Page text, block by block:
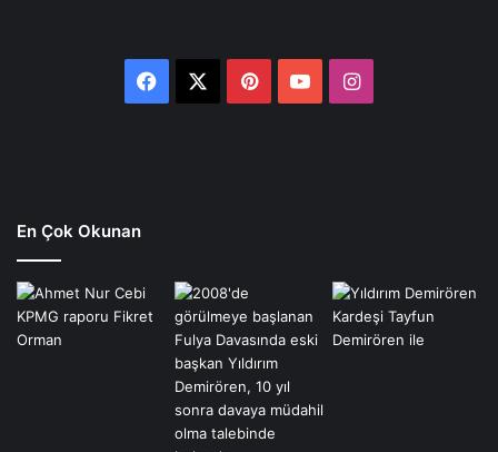
Facebook PinterestYouTubeInstagram
En Çok Okunan